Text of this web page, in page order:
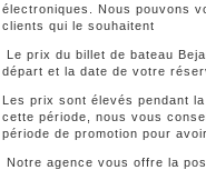
électroniques. Nous pouvons
clients qui le
Le prix du billet de bateau
départ et la date de votre
Les prix sont élevés pendant
cette période, nous vous
période de promotion pour
Notre agence vous offre la